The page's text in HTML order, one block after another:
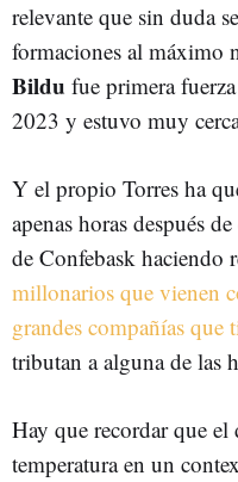
relevante que sin duda
formaciones al máximo
Bildu fue primera
2023 y estuvo muy
Y el propio Torres ha
apenas horas después
de Confebask haciendo
millonarios que vienen
grandes compañías que
tributan a alguna de las
Hay que recordar que el
temperatura en un